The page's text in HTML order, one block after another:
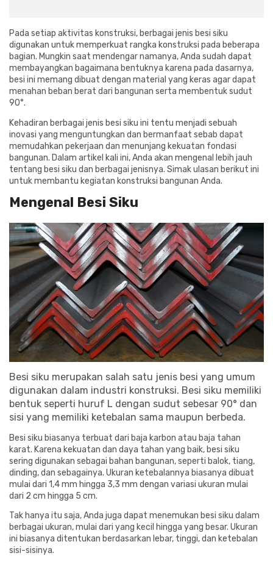
Pada setiap aktivitas konstruksi, berbagai jenis besi siku
digunakan untuk memperkuat rangka konstruksi pada beberapa
bagian. Mungkin saat mendengar namanya, Anda sudah dapat
membayangkan bagaimana bentuknya karena pada dasarnya,
besi ini memang dibuat dengan material yang keras agar dapat
menahan beban berat dari bangunan serta membentuk sudut
90°.
Kehadiran berbagai jenis besi siku ini tentu menjadi sebuah
inovasi yang menguntungkan dan bermanfaat sebab dapat
memudahkan pekerjaan dan menunjang kekuatan fondasi
bangunan. Dalam artikel kali ini, Anda akan mengenal lebih jauh
tentang besi siku dan berbagai jenisnya. Simak ulasan berikut ini
untuk membantu kegiatan konstruksi bangunan Anda.
Mengenal Besi Siku
Besi siku merupakan salah satu jenis besi yang umum
digunakan dalam industri konstruksi. Besi siku memiliki
bentuk seperti huruf L dengan sudut sebesar 90° dan
sisi yang memiliki ketebalan sama maupun berbeda.
Besi siku biasanya terbuat dari baja karbon atau baja tahan
karat. Karena kekuatan dan daya tahan yang baik, besi siku
sering digunakan sebagai bahan bangunan, seperti balok, tiang,
dinding, dan sebagainya. Ukuran ketebalannya biasanya dibuat
mulai dari 1,4 mm hingga 3,3 mm dengan variasi ukuran mulai
dari 2 cm hingga 5 cm.
Tak hanya itu saja, Anda juga dapat menemukan besi siku dalam
berbagai ukuran, mulai dari yang kecil hingga yang besar. Ukuran
ini biasanya ditentukan berdasarkan lebar, tinggi, dan ketebalan
sisi-sisinya.